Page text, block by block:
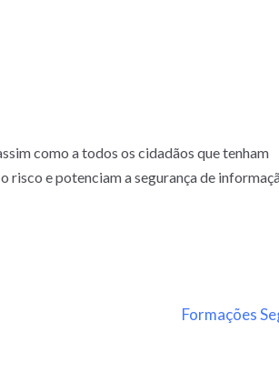
como a todos os cidadãos que tenham
e potenciam a segurança de
Formações